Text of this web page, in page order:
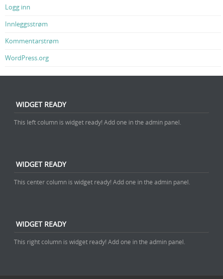
Logg inn
Innleggsstrøm
Kommentarstrøm
WordPress.org
WIDGET READY
This left column is widget ready! Add one in the admin panel.
WIDGET READY
This center column is widget ready! Add one in the admin panel.
WIDGET READY
This right column is widget ready! Add one in the admin panel.